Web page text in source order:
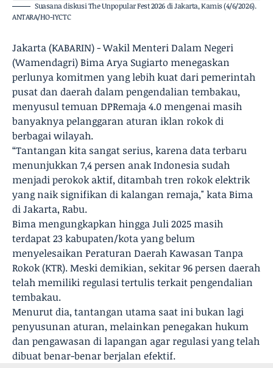
Suasana diskusi The Unpopular Fest 2026 di Jakarta, Kamis (4/6/2026).
ANTARA/HO-IYCTC
Jakarta (KABARIN) - Wakil Menteri Dalam Negeri
(Wamendagri) Bima Arya Sugiarto menegaskan
perlunya komitmen yang lebih kuat dari pemerintah
pusat dan daerah dalam pengendalian tembakau,
menyusul temuan DPRemaja 4.0 mengenai masih
banyaknya pelanggaran aturan iklan rokok di
berbagai wilayah.
“Tantangan kita sangat serius, karena data terbaru
menunjukkan 7,4 persen anak Indonesia sudah
menjadi perokok aktif, ditambah tren rokok elektrik
yang naik signifikan di kalangan remaja," kata Bima
di Jakarta, Rabu.
Bima mengungkapkan hingga Juli 2025 masih
terdapat 23 kabupaten/kota yang belum
menyelesaikan Peraturan Daerah Kawasan Tanpa
Rokok (KTR). Meski demikian, sekitar 96 persen daerah
telah memiliki regulasi tertulis terkait pengendalian
tembakau.
Menurut dia, tantangan utama saat ini bukan lagi
penyusunan aturan, melainkan penegakan hukum
dan pengawasan di lapangan agar regulasi yang telah
dibuat benar-benar berjalan efektif.